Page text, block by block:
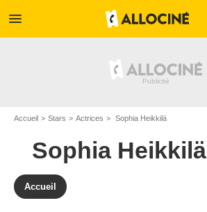
menu
Accueil Stars Actrices Sophia Heikkilä
Sophia Heikkilä
Accueil